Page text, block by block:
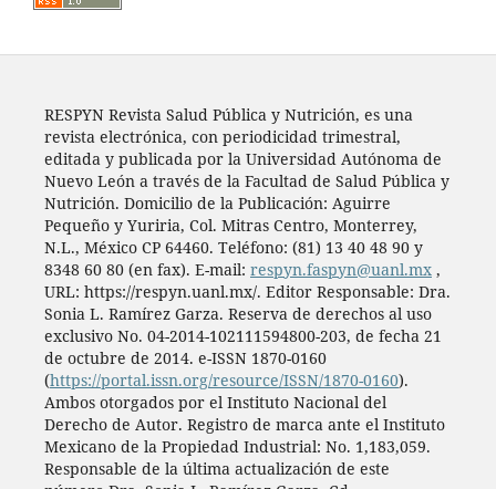
RESPYN Revista Salud Pública y Nutrición, es una
revista electrónica, con periodicidad trimestral,
editada y publicada por la Universidad Autónoma de
Nuevo León a través de la Facultad de Salud Pública y
Nutrición. Domicilio de la Publicación: Aguirre
Pequeño y Yuriria, Col. Mitras Centro, Monterrey,
N.L., México CP 64460. Teléfono: (81) 13 40 48 90 y
8348 60 80 (en fax). E-mail: respyn.faspyn@uanl.mx,
URL: https://respyn.uanl.mx/. Editor Responsable: Dra.
Sonia L. Ramírez Garza. Reserva de derechos al uso
exclusivo No. 04-2014-102111594800-203, de fecha 21
de octubre de 2014. e-ISSN 1870-0160
(https://portal.issn.org/resource/ISSN/1870-0160).
Ambos otorgados por el Instituto Nacional del
Derecho de Autor. Registro de marca ante el Instituto
Mexicano de la Propiedad Industrial: No. 1,183,059.
Responsable de la última actualización de este